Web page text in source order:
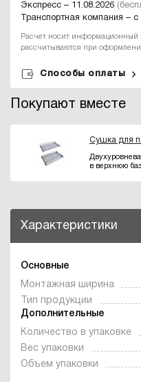
Экспресс – 11.08.2026
Транспортная компания – с
Расчет носит информационный
рассчитываются при
Способы оплаты
Покупают вместе
Сушка для
в верхнюю
Характеристики
Основные
Монтажная ширина
Тип продукции
Дополнительные
Количество в упаковке
Вес упаковки
Объем упаковки